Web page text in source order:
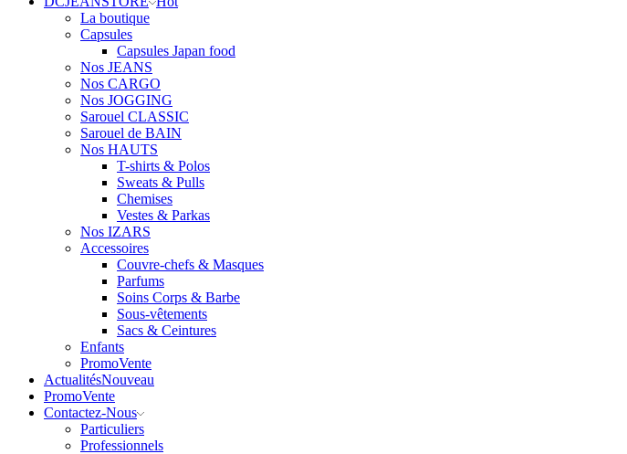
La boutique
Capsules
Capsules Japan food
Nos JEANS
Nos CARGO
Nos JOGGING
Sarouel CLASSIC
Sarouel de BAIN
Nos HAUTS
T-shirts & Polos
Sweats & Pulls
Chemises
Vestes & Parkas
Nos IZARS
Accessoires
Couvre-chefs & Masques
Parfums
Soins Corps & Barbe
Sous-vêtements
Sacs & Ceintures
Enfants
PromoVente
ActualitésNouveau
PromoVente
Contactez-Nous
Particuliers
Professionnels